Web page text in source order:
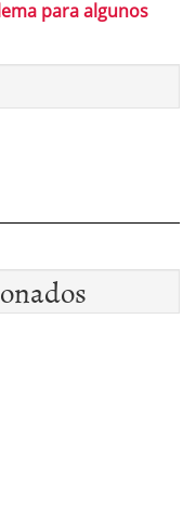
para algunos